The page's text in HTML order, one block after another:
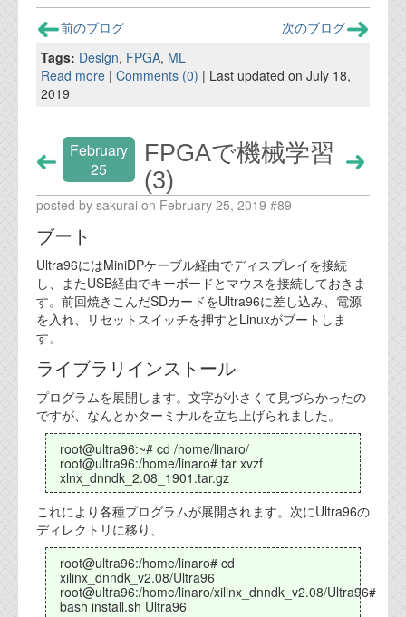
前のブログ
次のブログ
Tags: Design, FPGA, ML
Read more | Comments (0) | Last updated on July 18,
2019
February
25
FPGAで機械学習
(3)
posted by sakurai on February 25, 2019 #89
ブート
Ultra96にはMiniDPケーブル経由でディスプレイを接続
し、またUSB経由でキーボードとマウスを接続しておきま
す。前回焼きこんだSDカードをUltra96に差し込み、電源
を入れ、リセットスイッチを押すとLinuxがブートしま
す。
ライブラリインストール
プログラムを展開します。文字が小さくて見づらかったの
ですが、なんとかターミナルを立ち上げられました。
root@ultra96:~# cd /home/linaro/
root@ultra96:/home/linaro# tar xvzf
xlnx_dnndk_2.08_1901.tar.gz
これにより各種プログラムが展開されます。次にUltra96の
ディレクトリに移り、
root@ultra96:/home/linaro# cd
xilinx_dnndk_v2.08/Ultra96
root@ultra96:/home/linaro/xilinx_dnndk_v2.08/Ultra96#
bash install.sh Ultra96